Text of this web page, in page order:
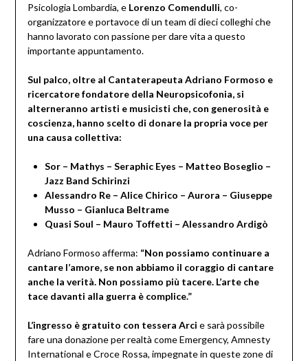
Psicologia Lombardia, e Lorenzo Comendulli, co-
organizzatore e portavoce di un team di dieci colleghi che
hanno lavorato con passione per dare vita a questo
importante appuntamento.
Sul palco, oltre al Cantaterapeuta Adriano Formoso e
ricercatore fondatore della Neuropsicofonia, si
alterneranno artisti e musicisti che, con generosità e
coscienza, hanno scelto di donare la propria voce per
una causa collettiva:
Sor – Mathys – Seraphic Eyes – Matteo Boseglio –
Jazz Band Schirinzi
Alessandro Re – Alice Chirico – Aurora – Giuseppe
Musso – Gianluca Beltrame
Quasi Soul – Mauro Toffetti – Alessandro Ardigò
Adriano Formoso afferma: “Non possiamo continuare a
cantare l’amore, se non abbiamo il coraggio di cantare
anche la verità. Non possiamo più tacere. L’arte che
tace davanti alla guerra è complice.”
L’ingresso è gratuito con tessera Arci e sarà possibile
fare una donazione per realtà come Emergency, Amnesty
International e Croce Rossa, impegnate in queste zone di